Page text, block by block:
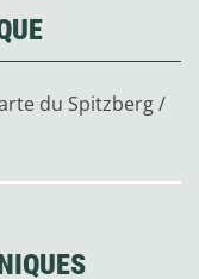
du Spitzberg /